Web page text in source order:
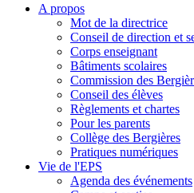
A propos
Mot de la directrice
Conseil de direction et
Corps enseignant
Bâtiments scolaires
Commission des
Conseil des élèves
Règlements et chartes
Pour les parents
Collège des Bergières
Pratiques numériques
Vie de l'EPS
Agenda des événements